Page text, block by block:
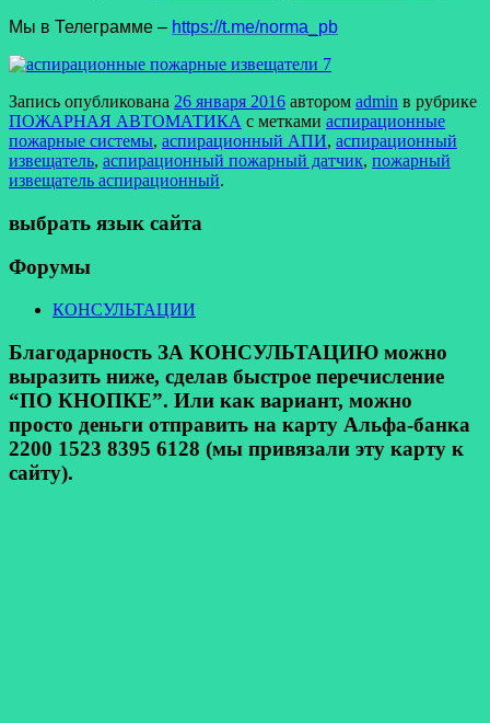
Мы в Телеграмме – https://t.me/norma_pb
Запись опубликована 26 января 2016 автором admin в рубрике
ПОЖАРНАЯ АВТОМАТИКА с метками аспирационные
пожарные системы, аспирационный АПИ, аспирационный
извещатель, аспирационный пожарный датчик, пожарный
извещатель аспирационный.
выбрать язык сайта
Форумы
КОНСУЛЬТАЦИИ
Благодарность ЗА КОНСУЛЬТАЦИЮ можно
выразить ниже, сделав быстрое перечисление
“ПО КНОПКЕ”. Или как вариант, можно
просто деньги отправить на карту Альфа-банка
2200 1523 8395 6128 (мы привязали эту карту к
сайту).